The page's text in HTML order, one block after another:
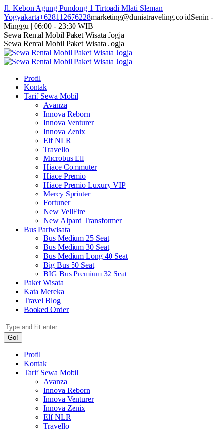
Skip
to
content
Jl. Kebon Agung Pundong 1 Tirtoadi Mlati Sleman
Yogyakarta+628112676228marketing@duniatraveling.co.idSenin -
Minggu | 06:00 - 23:30 WIB
Facebook
page
opens
in
window
Twitter
page
opens
in
window
Instagram
page
opens
in
window
YouTube
page
opens
in
window
Sewa Rental Mobil Paket Wisata Jogja
Sewa Rental Mobil Paket Wisata Jogja
Profil
Kontak
Tarif Sewa Mobil
Avanza
Innova Reborn
Innova Venturer
Innova Zenix
Elf NLR
Travello
Microbus Elf
Hiace Commuter
Hiace Premio
Hiace Premio Luxury VIP
Mercy Sprinter
Fortuner
New VellFire
New Alpard Transformer
Bus Pariwisata
Bus Medium 25 Seat
Bus Medium 30 Seat
Bus Medium Long 40 Seat
Big Bus 50 Seat
BIG Bus Premium 32 Seat
Paket Wisata
Kata Mereka
Travel Blog
Booked Order
Search:
Profil
Kontak
Tarif Sewa Mobil
Avanza
Innova Reborn
Innova Venturer
Innova Zenix
Elf NLR
Travello